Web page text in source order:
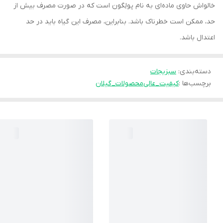
خالواش حاوی ماده‌ای به نام پولِگون است که در صورت مصرف بیش از
حد، ممکن است خطرناک باشد. بنابراین، مصرف این گیاه باید در حد
اعتدال باشد.
دسته‌بندی: سبزیجات
برچسب‌ها :کیفیت_عالیمحصولات_گیلان